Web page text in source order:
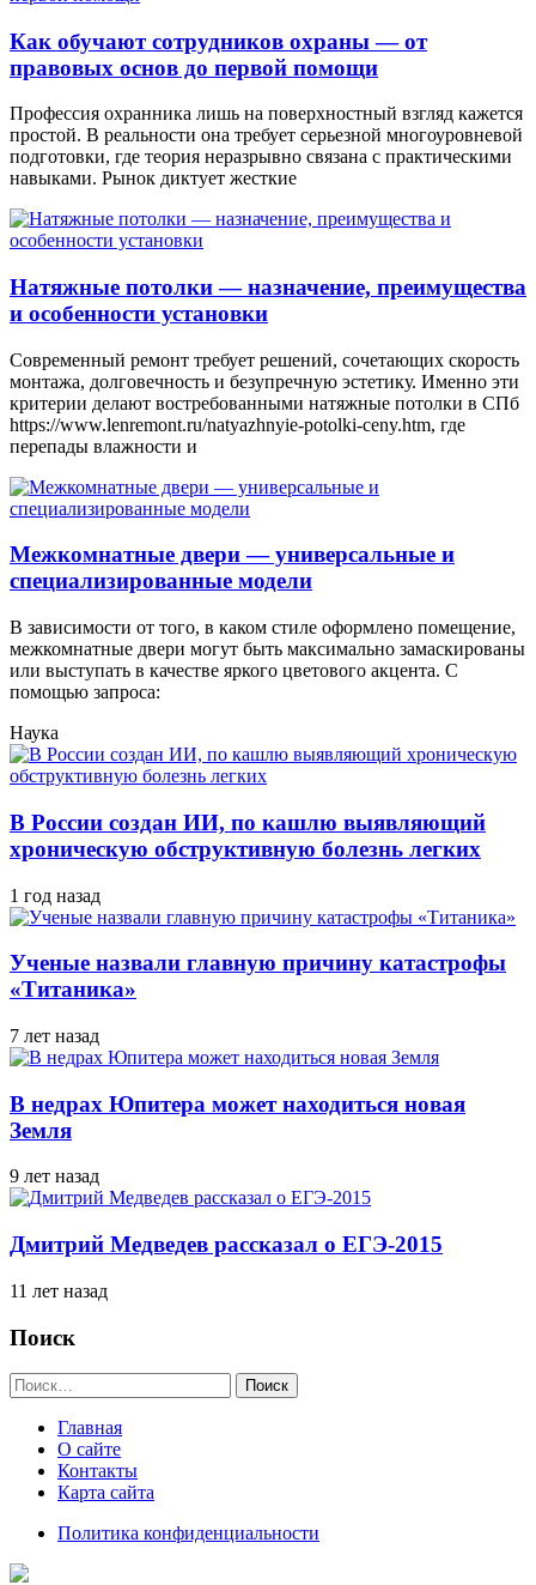
Как обучают сотрудников охраны — от
правовых основ до первой помощи
Профессия охранника лишь на поверхностный взгляд кажется
простой. В реальности она требует серьезной многоуровневой
подготовки, где теория неразрывно связана с практическими
навыками. Рынок диктует жесткие
Натяжные потолки — назначение, преимущества
и особенности установки
Современный ремонт требует решений, сочетающих скорость
монтажа, долговечность и безупречную эстетику. Именно эти
критерии делают востребованными натяжные потолки в СПб
https://www.lenremont.ru/natyazhnyie-potolki-ceny.htm, где
перепады влажности и
Межкомнатные двери — универсальные и
специализированные модели
В зависимости от того, в каком стиле оформлено помещение,
межкомнатные двери могут быть максимально замаскированы
или выступать в качестве яркого цветового акцента. С
помощью запроса:
Наука
В России создан ИИ, по кашлю выявляющий
хроническую обструктивную болезнь легких
1 год назад
Ученые назвали главную причину катастрофы
«Титаника»
7 лет назад
В недрах Юпитера может находиться новая
Земля
9 лет назад
Дмитрий Медведев рассказал о ЕГЭ-2015
11 лет назад
Поиск
Найти:
Главная
О сайте
Контакты
Карта сайта
Политика конфиденциальности